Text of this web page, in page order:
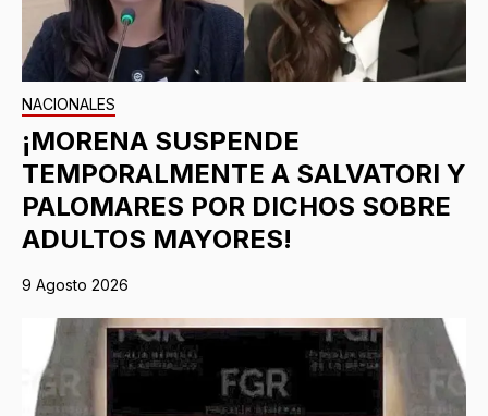
NACIONALES
¡MORENA SUSPENDE
TEMPORALMENTE A SALVATORI Y
PALOMARES POR DICHOS SOBRE
ADULTOS MAYORES!
9 Agosto 2026